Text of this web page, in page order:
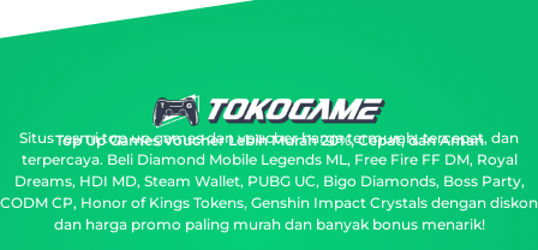
Top Up Games Voucher Lebih Murah 20%, Cepat, dan Aman
Situs resmi top up games dan voucher harga termurah, tercepat, dan
terpercaya. Beli Diamond Mobile Legends ML, Free Fire FF DM, Royal
Dreams, HDI MD, Steam Wallet, PUBG UC, Bigo Diamonds, Boss Party,
CODM CP, Honor of Kings Tokens, Genshin Impact Crystals dengan diskon
dan harga promo paling murah dan banyak bonus menarik!